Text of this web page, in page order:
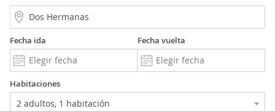
Fecha ida Fecha vuelta
Habitaciones